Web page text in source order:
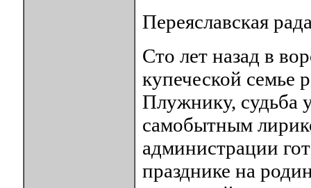
Переяславская
Сто лет назад в
купеческой семье
Плужнику, судьба
самобытным
администрации
празднике на